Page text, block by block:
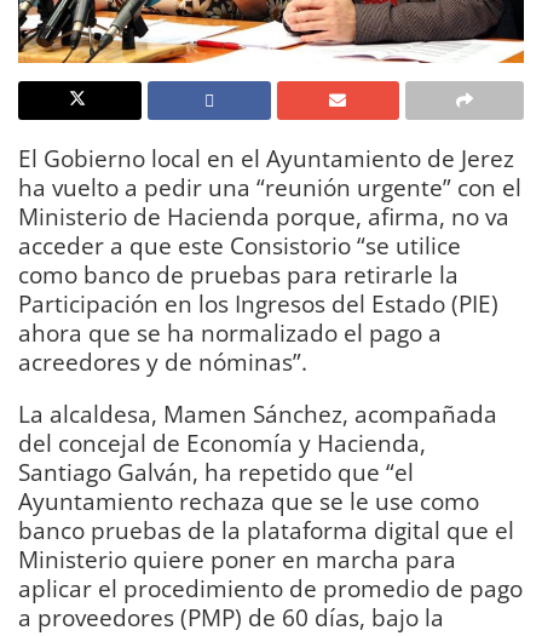
El Gobierno local en el Ayuntamiento de Jerez
ha vuelto a pedir una “reunión urgente” con el
Ministerio de Hacienda porque, afirma, no va
acceder a que este Consistorio “se utilice
como banco de pruebas para retirarle la
Participación en los Ingresos del Estado (PIE)
ahora que se ha normalizado el pago a
acreedores y de nóminas”.
La alcaldesa, Mamen Sánchez, acompañada
del concejal de Economía y Hacienda,
Santiago Galván, ha repetido que “el
Ayuntamiento rechaza que se le use como
banco pruebas de la plataforma digital que el
Ministerio quiere poner en marcha para
aplicar el procedimiento de promedio de pago
a proveedores (PMP) de 60 días, bajo la